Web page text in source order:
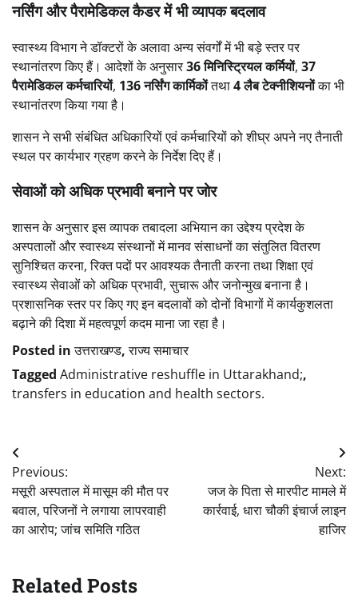
नर्सिंग और पैरामेडिकल कैडर में भी व्यापक बदलाव
स्वास्थ्य विभाग ने डॉक्टरों के अलावा अन्य संवर्गों में भी बड़े स्तर पर
स्थानांतरण किए हैं। आदेशों के अनुसार36 मिनिस्ट्रियल कर्मियों, 37
पैरामेडिकल कर्मचारियों, 136 नर्सिंग कार्मिकोंतथा4 लैब टेक्नीशियनोंका भी
स्थानांतरण किया गया है।
शासन ने सभी संबंधित अधिकारियों एवं कर्मचारियों को शीघ्र अपने नए तैनाती
स्थल पर कार्यभार ग्रहण करने के निर्देश दिए हैं।
सेवाओं को अधिक प्रभावी बनाने पर जोर
शासन के अनुसार इस व्यापक तबादला अभियान का उद्देश्य प्रदेश के
अस्पतालों और स्वास्थ्य संस्थानों में मानव संसाधनों का संतुलित वितरण
सुनिश्चित करना, रिक्त पदों पर आवश्यक तैनाती करना तथा शिक्षा एवं
स्वास्थ्य सेवाओं को अधिक प्रभावी, सुचारू और जनोन्मुख बनाना है।
प्रशासनिक स्तर पर किए गए इन बदलावों को दोनों विभागों में कार्यकुशलता
बढ़ाने की दिशा में महत्वपूर्ण कदम माना जा रहा है।
Posted inउत्तराखण्ड,राज्य समाचार
Tagged Administrative reshuffle in Uttarakhand;,
transfers in education and health sectors.
Post
navigation
Previous:
मसूरी अस्पताल में मासूम की मौत पर
बवाल, परिजनों ने लगाया लापरवाही
का आरोप; जांच समिति गठित
Next:
जज के पिता से मारपीट मामले में
कार्रवाई, धारा चौकी इंचार्ज लाइन
हाजिर
Related Posts